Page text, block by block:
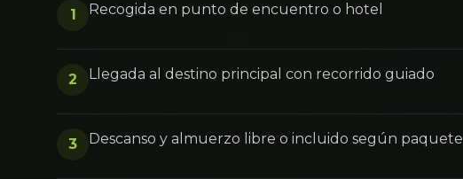
1 Recogida en punto de encuentro o hotel
2 Llegada al destino principal con recorrido guiado
3 Descanso y almuerzo libre o incluido según paquete